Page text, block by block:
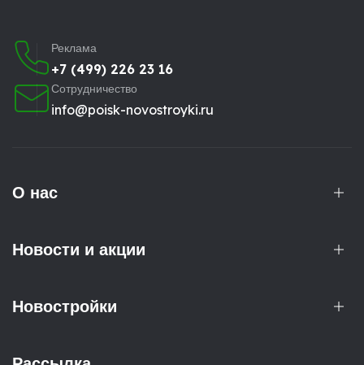
Реклама
+7 (499) 226 23 16
Сотрудничество
info@poisk-novostroyki.ru
О нас
Новости и акции
Новостройки